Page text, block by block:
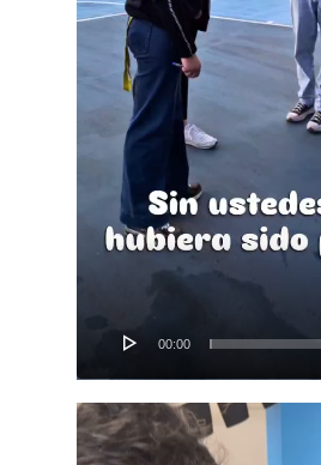
00:00
Reproductor
de